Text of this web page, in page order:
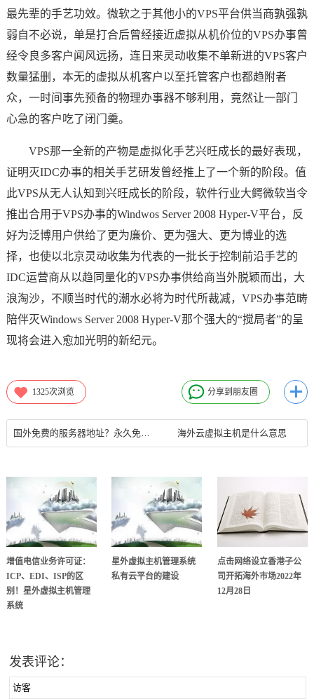
最先辈的手艺功效。微软之于其他小的VPS平台供当商孰强孰
弱自不必说，单是打合后曾经接近虚拟从机价位的VPS办事曾
经令良多客户闻风远扬，连日来灵动收集不单新进的VPS客户
数量猛删，本无的虚拟从机客户以至托管客户也都趋附者
众，一时间事先预备的物理办事器不够利用，竟然让一部门
心急的客户吃了闭门羹。
VPS那一全新的产物是虚拟化手艺兴旺成长的最好表现，
证明灭IDC办事的相关手艺研发曾经推上了一个新的阶段。值
此VPS从无人认知到兴旺成长的阶段，软件行业大鳄微软当令
推出合用于VPS办事的Windwos Server 2008 Hyper-V平台，反
好为泛博用户供给了更为廉价、更为强大、更为博业的选
择，也使以北京灵动收集为代表的一批长于控制前沿手艺的
IDC运营商从以趋同量化的VPS办事供给商当外脱颖而出，大
浪淘沙，不顺当时代的潮水必将为时代所裁减，VPS办事范畴
陪伴灭Windows Server 2008 Hyper-V那个强大的“搅局者”的呈
现将会进入愈加光明的新纪元。
1325次浏览 分享到朋友圈
国外免费的服务器地址？永久免费云服务器地址 海外云虚拟主机是什么意思
增值电信业务许可证：
ICP、EDI、ISP的区
别！星外虚拟主机管理
系统
星外虚拟主机管理系统
私有云平台的建设
点击网络设立香港子公
司开拓海外市场2022年
12月28日
发表评论：